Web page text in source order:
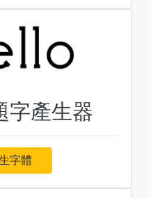
字產生器
字體